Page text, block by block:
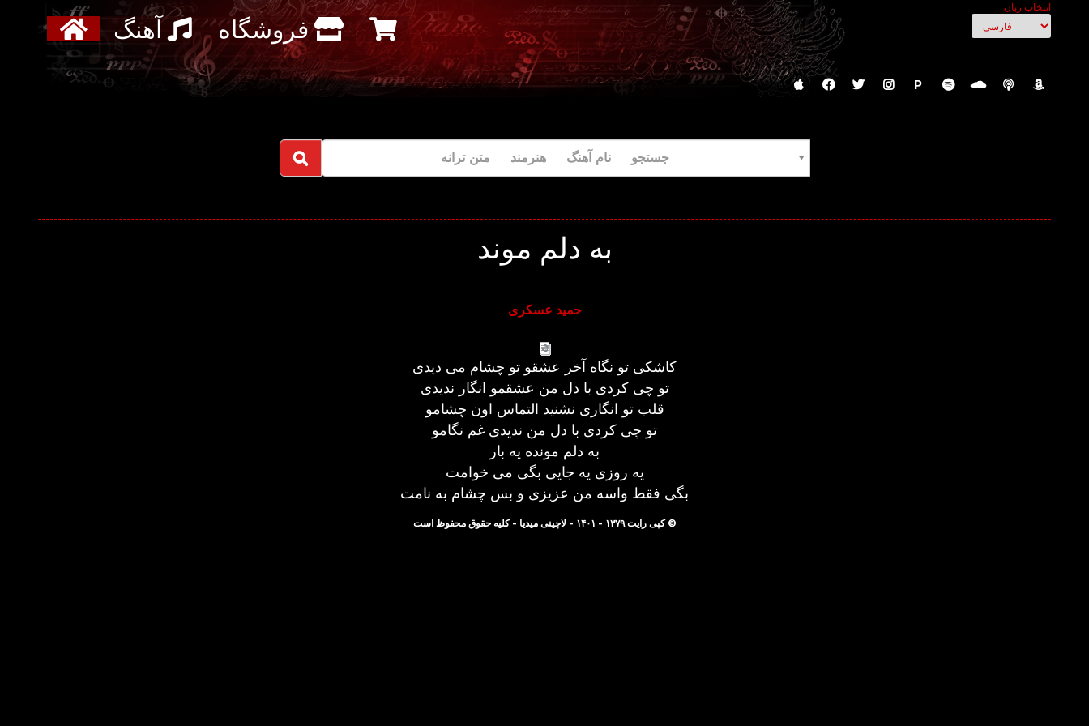
انتخاب زبان
آهنگ فروشگاه
P
جستجو نام آهنگ هنرمند متن ترانه
به دلم موند
حمید عسکری
کاشکی تو نگاه آخر عشقو تو چشام می دیدی
تو چی کردی با دل من عشقمو انگار ندیدی
قلب تو انگاری نشنید التماس اون چشامو
تو چی کردی با دل من ندیدی غم نگامو
به دلم مونده یه بار
یه روزی یه جایی بگی می خوامت
بگی فقط واسه من عزیزی و بس چشام به نامت
© کپی رایت ۱۳۷۹ - ۱۴۰۱ - لاچینی میدیا - کلیه حقوق محفوظ است